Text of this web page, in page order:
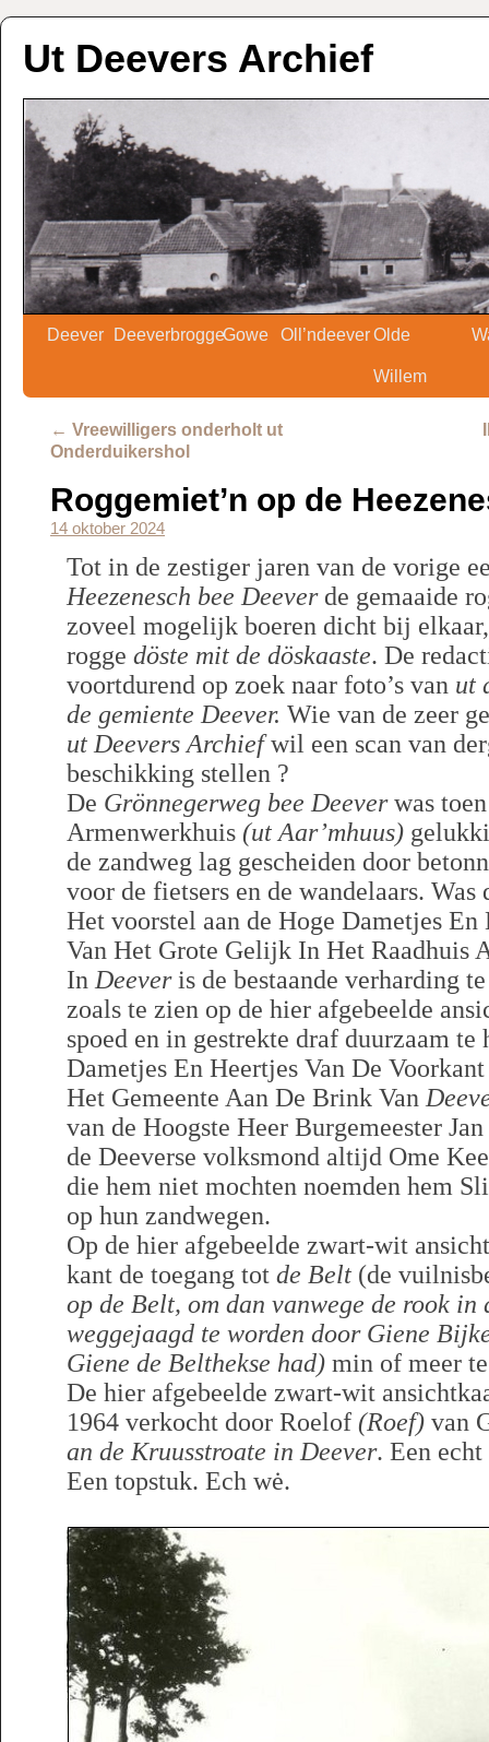
Ut Deevers Archief
Deever DeeverbroggeGowe Oll’ndeeverOlde
Willem
← Vreewilligers onderholt ut
Onderduikershol
Roggemiet’n op de
14 oktober 2024
Tot in de zestiger jaren van de vorige
Heezenesch bee Deever de gemaaide
zoveel mogelijk boeren dicht bij
rogge döste mit de döskaaste. De
voortdurend op zoek naar foto’s van ut
de gemiente Deever. Wie van de zeer
ut Deevers Archiefwil een scan van
beschikking stellen ?
De Grönnegerweg bee Deeverwas
Armenwerkhuis (ut Aar’mhuus)
de zandweg lag gescheiden door
voor de fietsers en de wandelaars. Was
Het voorstel aan de Hoge Dametjes
Van Het Grote Gelijk In Het Raadhuis
In Deeveris de bestaande verharding
zoals te zien op de hier afgebeelde
spoed en in gestrekte draf duurzaam te
Dametjes En Heertjes Van De
Het Gemeente Aan De Brink Van
van de Hoogste Heer Burgemeester
de Deeverse volksmond altijd Ome
die hem niet mochten noemden hem
op hun zandwegen.
Op de hier afgebeelde zwart-wit
kant de toegang tot de Belt (de
op de Belt, om dan vanwege de rook
weggejaagd te worden door Giene
Giene de Belthekse had) min of meer
De hier afgebeelde zwart-wit
1964 verkocht door Roelof (Roef) van
an de Kruusstroate in Deever. Een
Een topstuk. Ech wė.